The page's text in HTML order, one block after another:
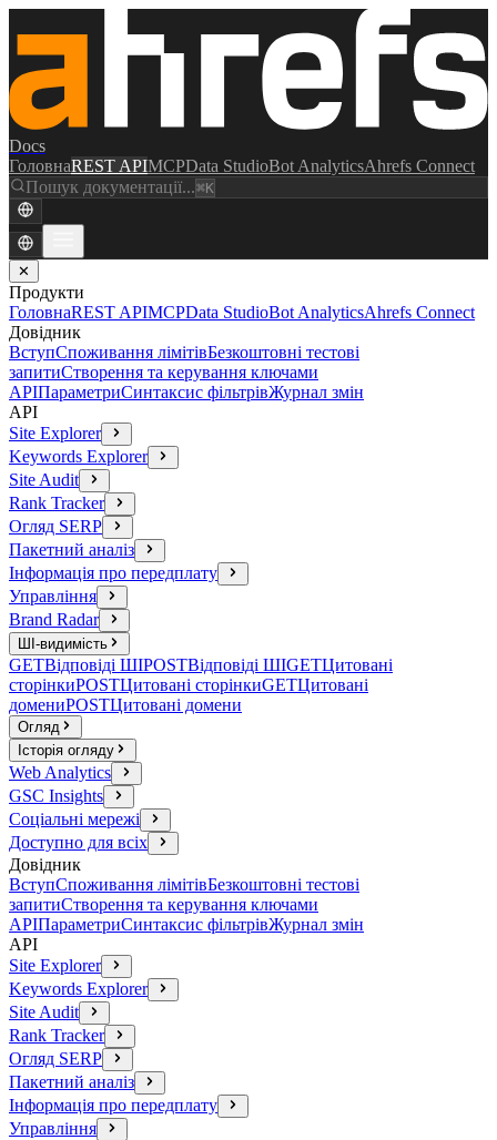
Docs
ГоловнаREST APIMCPData StudioBot AnalyticsAhrefs Connect
Пошук документації...⌘K
✕
Продукти
ГоловнаREST APIMCPData StudioBot AnalyticsAhrefs Connect
Довідник
ВступСпоживання лімітівБезкоштовні тестові
запитиСтворення та керування ключами
APIПараметриСинтаксис фільтрівЖурнал змін
API
Site Explorer
Keywords Explorer
Site Audit
Rank Tracker
Огляд SERP
Пакетний аналіз
Інформація про передплату
Управління
Brand Radar
ШІ-видимість
GETВідповіді ШІPOSTВідповіді ШІGETЦитовані
сторінкиPOSTЦитовані сторінкиGETЦитовані
домениPOSTЦитовані домени
Огляд
Історія огляду
Web Analytics
GSC Insights
Соціальні мережі
Доступно для всіх
Довідник
ВступСпоживання лімітівБезкоштовні тестові
запитиСтворення та керування ключами
APIПараметриСинтаксис фільтрівЖурнал змін
API
Site Explorer
Keywords Explorer
Site Audit
Rank Tracker
Огляд SERP
Пакетний аналіз
Інформація про передплату
Управління